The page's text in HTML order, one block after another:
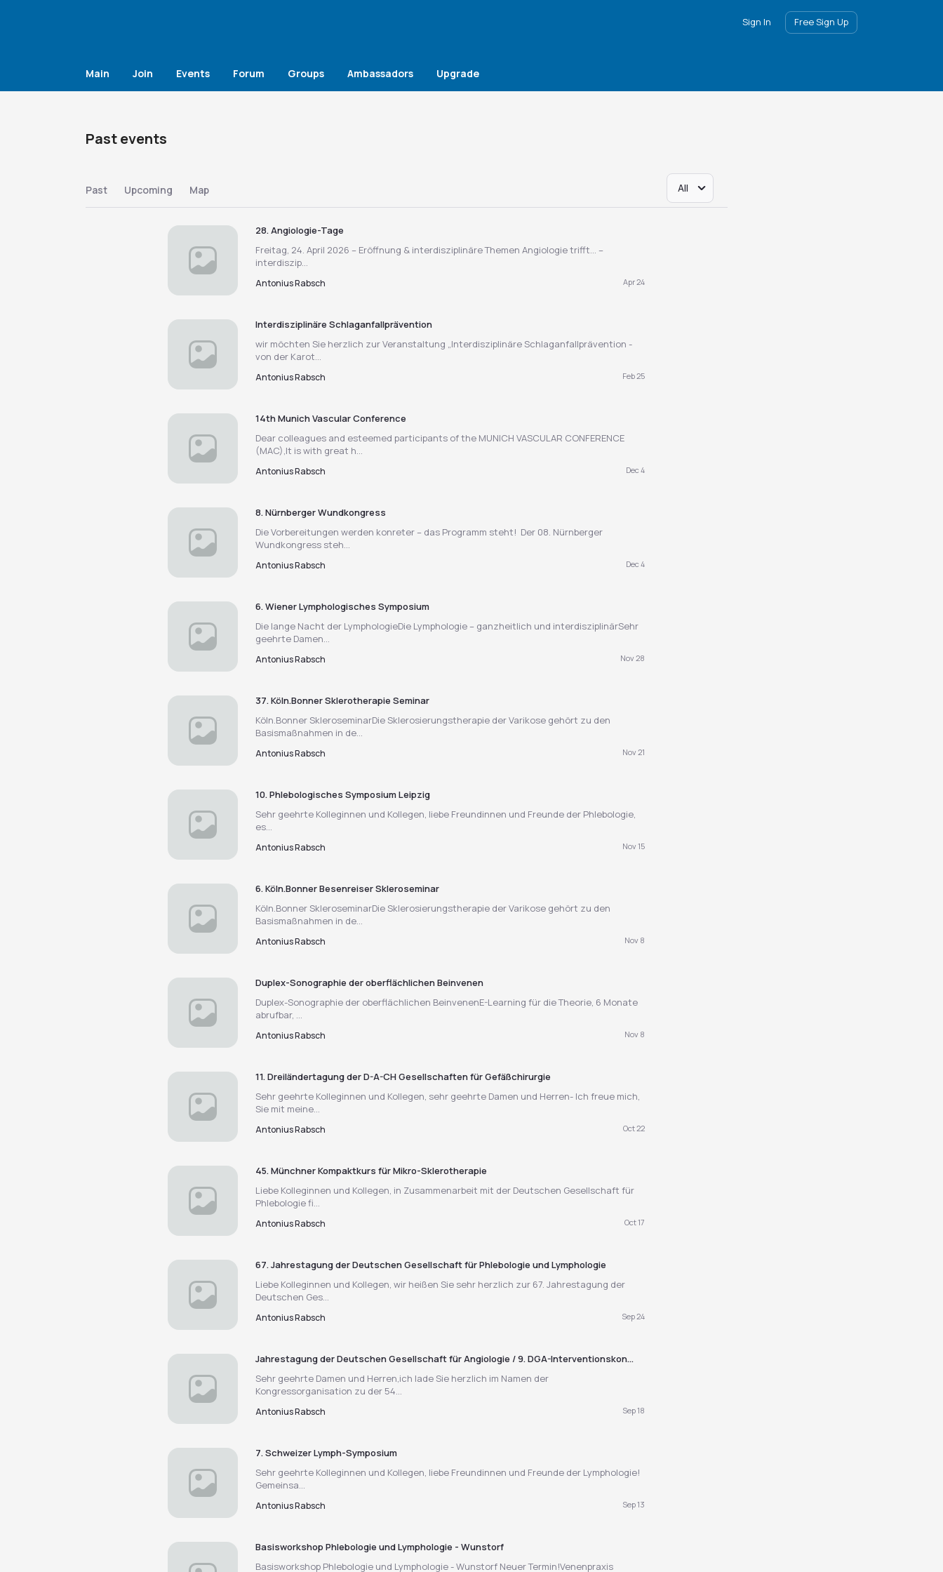
Sign In Free Sign Up
Main Join Events Forum Groups Ambassadors Upgrade
Past events
All
Past Upcoming Map
28. Angiologie-Tage
Freitag, 24. April 2026 – Eröffnung & interdisziplinäre Themen Angiologie trifft… –
interdiszip...
Antonius Rabsch Apr 24
Interdisziplinäre Schlaganfallprävention
wir möchten Sie herzlich zur Veranstaltung „Interdisziplinäre Schlaganfallprävention -
von der Karot...
Antonius Rabsch Feb 25
14th Munich Vascular Conference
Dear colleagues and esteemed participants of the MUNICH VASCULAR CONFERENCE
(MAC),It is with great h...
Antonius Rabsch Dec 4
8. Nürnberger Wundkongress
Die Vorbereitungen werden konreter – das Programm steht! Der 08. Nürnberger
Wundkongress steh...
Antonius Rabsch Dec 4
6. Wiener Lymphologisches Symposium
Die lange Nacht der LymphologieDie Lymphologie – ganzheitlich und interdisziplinärSehr
geehrte Damen...
Antonius Rabsch Nov 28
37. Köln.Bonner Sklerotherapie Seminar
Köln.Bonner SkleroseminarDie Sklerosierungstherapie der Varikose gehört zu den
Basismaßnahmen in de...
Antonius Rabsch Nov 21
10. Phlebologisches Symposium Leipzig
Sehr geehrte Kolleginnen und Kollegen, liebe Freundinnen und Freunde der Phlebologie,
es...
Antonius Rabsch Nov 15
6. Köln.Bonner Besenreiser Skleroseminar
Köln.Bonner SkleroseminarDie Sklerosierungstherapie der Varikose gehört zu den
Basismaßnahmen in de...
Antonius Rabsch Nov 8
Duplex-Sonographie der oberflächlichen Beinvenen
Duplex-Sonographie der oberflächlichen BeinvenenE-Learning für die Theorie, 6 Monate
abrufbar, ...
Antonius Rabsch Nov 8
11. Dreiländertagung der D-A-CH Gesellschaften für Gefäßchirurgie
Sehr geehrte Kolleginnen und Kollegen, sehr geehrte Damen und Herren- Ich freue mich,
Sie mit meine...
Antonius Rabsch Oct 22
45. Münchner Kompaktkurs für Mikro-Sklerotherapie
Liebe Kolleginnen und Kollegen, in Zusammenarbeit mit der Deutschen Gesellschaft für
Phlebologie fi...
Antonius Rabsch Oct 17
67. Jahrestagung der Deutschen Gesellschaft für Phlebologie und Lymphologie
Liebe Kolleginnen und Kollegen, wir heißen Sie sehr herzlich zur 67. Jahrestagung der
Deutschen Ges...
Antonius Rabsch Sep 24
Jahrestagung der Deutschen Gesellschaft für Angiologie / 9. DGA-Interventionskon...
Sehr geehrte Damen und Herren,ich lade Sie herzlich im Namen der
Kongressorganisation zu der 54...
Antonius Rabsch Sep 18
7. Schweizer Lymph-Symposium
Sehr geehrte Kolleginnen und Kollegen, liebe Freundinnen und Freunde der Lymphologie!
Gemeinsa...
Antonius Rabsch Sep 13
Basisworkshop Phlebologie und Lymphologie - Wunstorf
Basisworkshop Phlebologie und Lymphologie - Wunstorf Neuer Termin!Venenpraxis